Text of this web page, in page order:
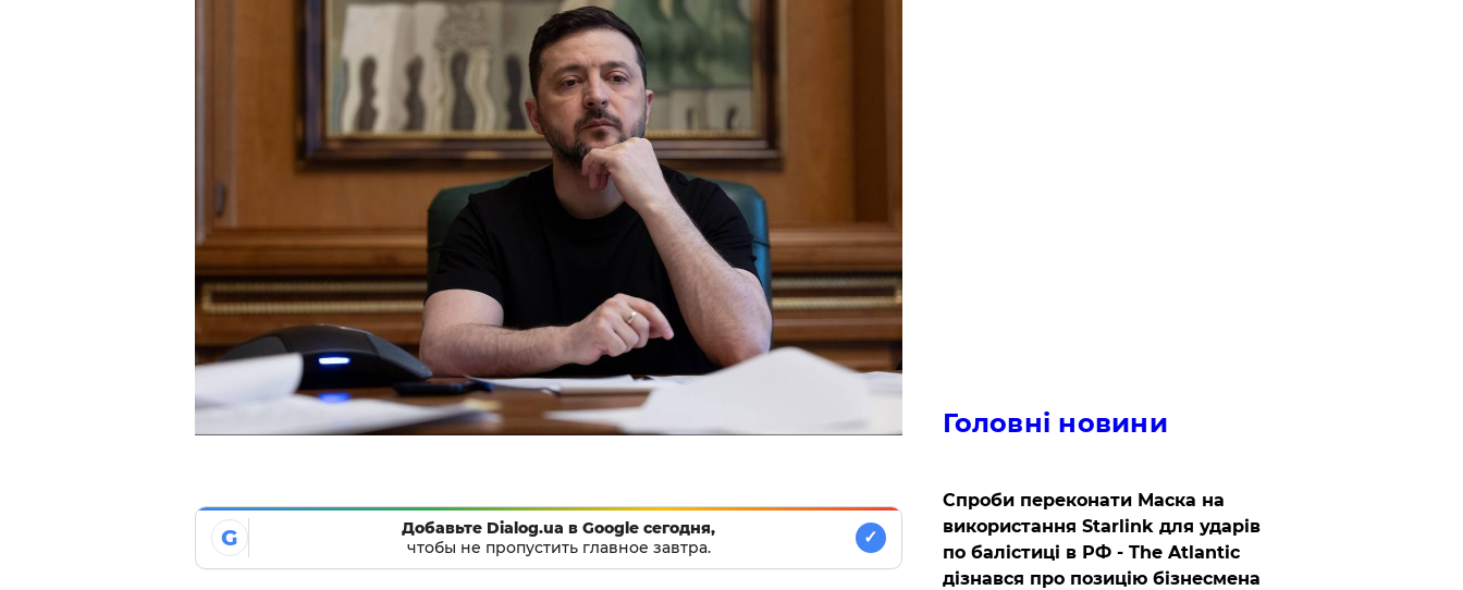
G
Добавьте Dialog.ua в Google сегодня,
чтобы не пропустить главное завтра.
✓
Головні новини
​Спроби переконати Маска на
використання Starlink для ударів
по балістиці в РФ - The Atlantic
дізнався про позицію бізнесмена